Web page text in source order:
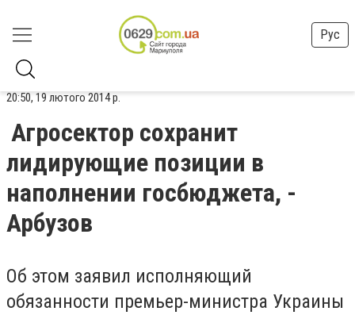
Рус
20:50, 19 лютого 2014 р.
Агросектор сохранит
лидирующие позиции в
наполнении госбюджета, -
Арбузов
Об этом заявил исполняющий
обязанности премьер-министра Украины